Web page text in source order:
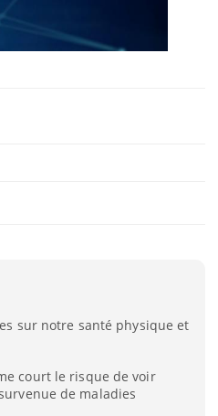
sur notre santé physique et
court le risque de voir
de maladies